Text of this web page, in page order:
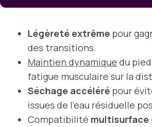
Légèreté extrême pour
des transitions.
Maintien dynamique du
fatigue musculaire sur la
Séchage accéléré pour
issues de l’eau résiduelle
Compatibilité multisurface